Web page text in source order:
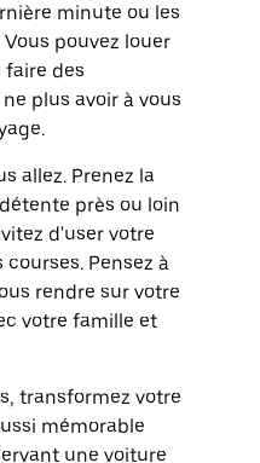
minute ou les
pouvez louer
faire des
plus avoir à vous
allez. Prenez la
près ou loin
d'user votre
Pensez à
rendre sur votre
votre famille et
transformez votre
mémorable
une voiture